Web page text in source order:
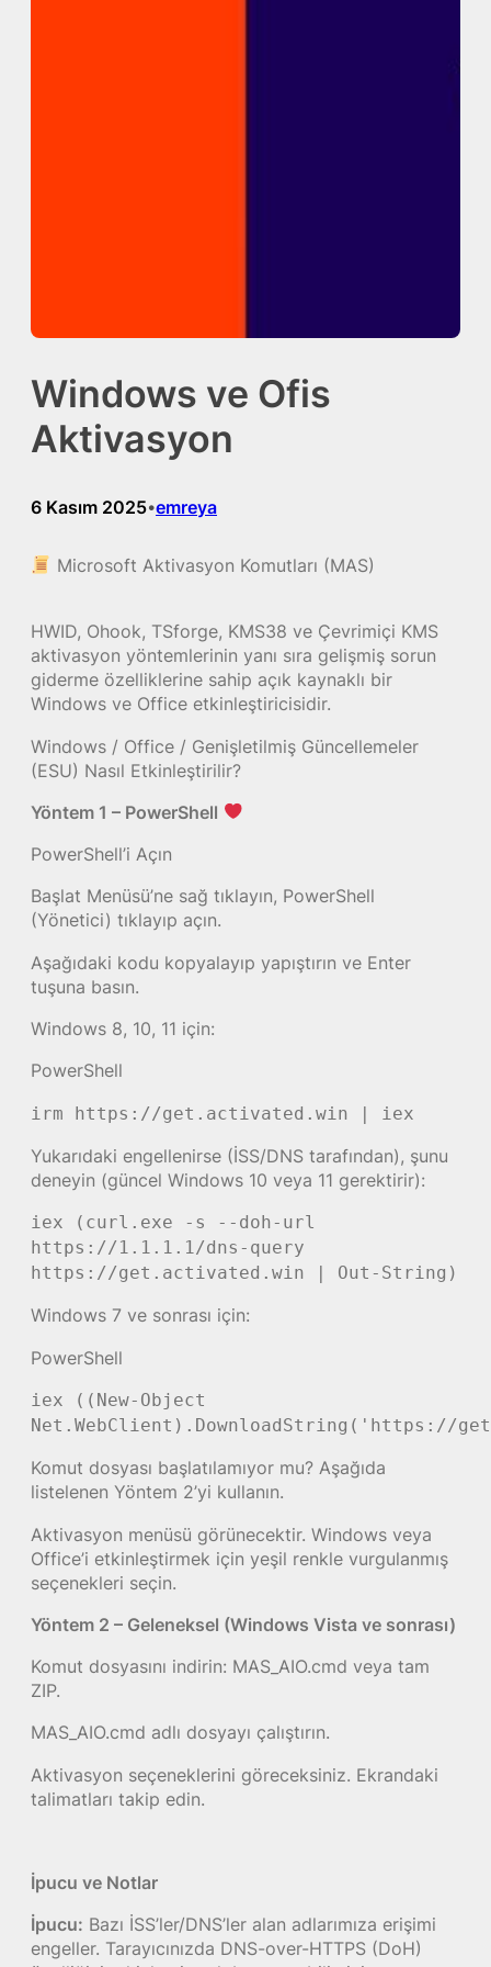
Windows ve Ofis
Aktivasyon
6 Kasım 2025•emreya
Microsoft Aktivasyon Komutları (MAS)
HWID, Ohook, TSforge, KMS38 ve Çevrimiçi KMS
aktivasyon yöntemlerinin yanı sıra gelişmiş sorun
giderme özelliklerine sahip açık kaynaklı bir
Windows ve Office etkinleştiricisidir.
Windows / Office / Genişletilmiş Güncellemeler
(ESU) Nasıl Etkinleştirilir?
Yöntem 1 – PowerShell
PowerShell’i Açın
Başlat Menüsü’ne sağ tıklayın, PowerShell
(Yönetici) tıklayıp açın.
Aşağıdaki kodu kopyalayıp yapıştırın ve Enter
tuşuna basın.
Windows 8, 10, 11 için:
PowerShell
irm https://get.activated.win | iex
Yukarıdaki engellenirse (İSS/DNS tarafından), şunu
deneyin (güncel Windows 10 veya 11 gerektirir):
iex (curl.exe -s --doh-url
https://1.1.1.1/dns-query
https://get.activated.win | Out-String)
Windows 7 ve sonrası için:
PowerShell
iex ((New-Object
Net.WebClient).DownloadString('https://
Komut dosyası başlatılamıyor mu? Aşağıda
listelenen Yöntem 2’yi kullanın.
Aktivasyon menüsü görünecektir. Windows veya
Office’i etkinleştirmek için yeşil renkle vurgulanmış
seçenekleri seçin.
Yöntem 2 – Geleneksel (Windows Vista ve sonrası)
Komut dosyasını indirin: MAS_AIO.cmd veya tam
ZIP.
MAS_AIO.cmd adlı dosyayı çalıştırın.
Aktivasyon seçeneklerini göreceksiniz. Ekrandaki
talimatları takip edin.
İpucu ve Notlar
İpucu: Bazı İSS’ler/DNS’ler alan adlarımıza erişimi
engeller. Tarayıcınızda DNS-over-HTTPS (DoH)